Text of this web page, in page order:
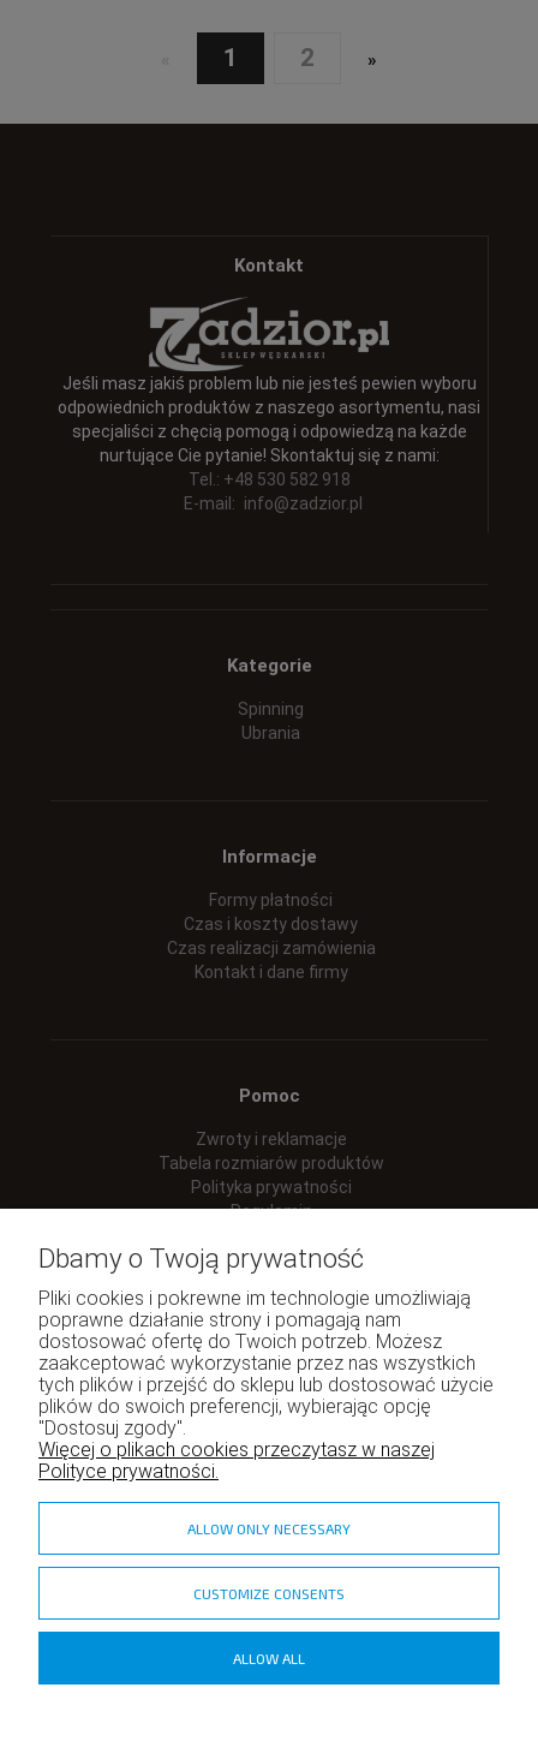
1 2 »
Kontakt
Jeśli masz jakiś problem lub nie jesteś pewien wyboru
odpowiednich produktów z naszego asortymentu, nasi
specjaliści z chęcią pomogą i odpowiedzą na każde
nurtujące Cie pytanie! Skontaktuj się z nami:
Tel.: +48 530 582 918
E-mail: info@zadzior.pl
Kategorie
Spinning
Ubrania
Informacje
Formy płatności
Czas i koszty dostawy
Czas realizacji zamówienia
Kontakt i dane firmy
Pomoc
Zwroty i reklamacje
Tabela rozmiarów produktów
Polityka prywatności
Regulamin
Moje konto
Twoje zamówienia
Program lojalnościowy
Dbamy o Twoją prywatność
Pliki cookies i pokrewne im technologie umożliwiają
poprawne działanie strony i pomagają nam
dostosować ofertę do Twoich potrzeb. Możesz
zaakceptować wykorzystanie przez nas wszystkich
tych plików i przejść do sklepu lub dostosować użycie
plików do swoich preferencji, wybierając opcję
"Dostosuj zgody".
Więcej o plikach cookies przeczytasz w naszej
Polityce prywatności.
ALLOW ONLY NECESSARY
CUSTOMIZE CONSENTS
ALLOW ALL